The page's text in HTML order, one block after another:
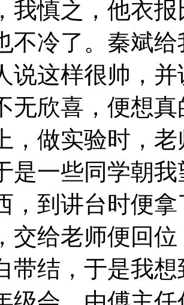
我慎之，他衣
不冷了。秦斌
说这样很帅，
无欣喜，便想
，做实验时，
是一些同学朝
，到讲台时便
交给老师便回
带结，于是我